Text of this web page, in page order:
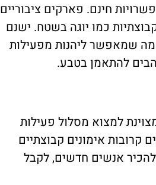
חינם. פארקים ציבוריים
כמו יוגה בשטח. ישנם
מה שמאפשר ליהנות מפעילות
להתאמן בטבע.
למצוא מסלול פעילות
קרובות אימונים קבוצתיים
להכיר אנשים חדשים, לקבל